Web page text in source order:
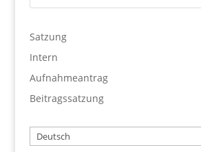
Satzung
Intern
Aufnahmeantrag
Beitragssatzung
Wählen